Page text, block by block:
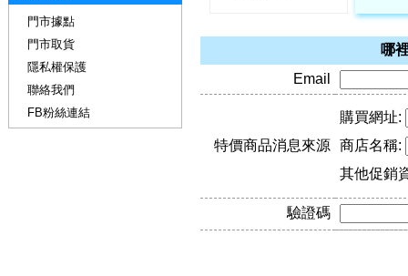
哪
Email
特價商品消息來源
購買網址:
商店名稱:
其他促銷
驗證碼
門市據點
門市取貨
隱私權保護
聯絡我們
FB粉絲連結